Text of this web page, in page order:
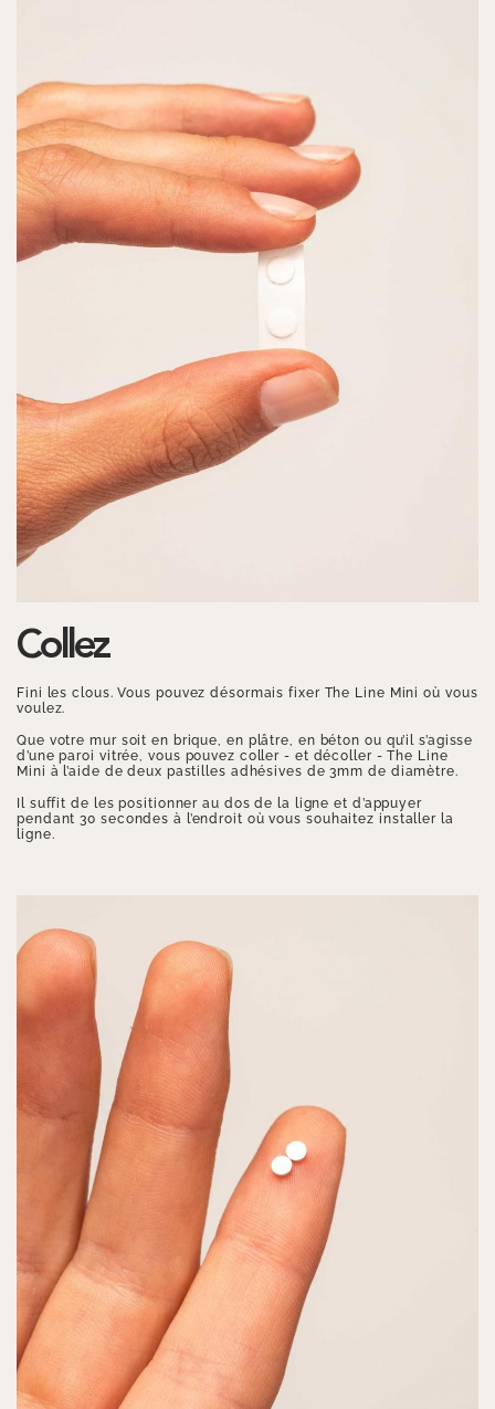
Collez
Fini les clous. Vous pouvez désormais fixer The Line Mini où vous
voulez.
Que votre mur soit en brique, en plâtre, en béton ou qu’il s’agisse
d’une paroi vitrée, vous pouvez coller - et décoller - The Line
Mini à l’aide de deux pastilles adhésives de 3mm de diamètre.
Il suffit de les positionner au dos de la ligne et d’appuyer
pendant 30 secondes à l’endroit où vous souhaitez installer la
ligne.